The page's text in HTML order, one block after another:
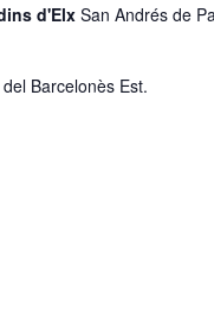
d'ElxSan Andrés de
Barcelonès Est.